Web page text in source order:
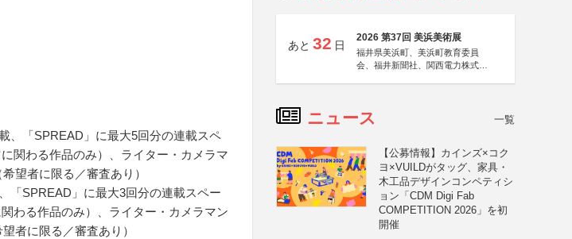
「SPREAD」に最大5回分の連載スペ
関わる作品のみ）、ライター・カメラマ
望者に限る／審査あり）
SPREAD」に最大3回分の連載スペー
わる作品のみ）、ライター・カメラマン
者に限る／審査あり）
あと 32 日
2026 第37回 美浜美術展
福井県美浜町、美浜町教育委員
会、福井新聞社、関西電力株式会
ニュース 一覧
【公募情報】カインズ×コク
ヨ×VUILDがタッグ、家具・
木工品デザインコンペティシ
ョン「CDM Digi Fab
COMPETITION 2026」を初
開催